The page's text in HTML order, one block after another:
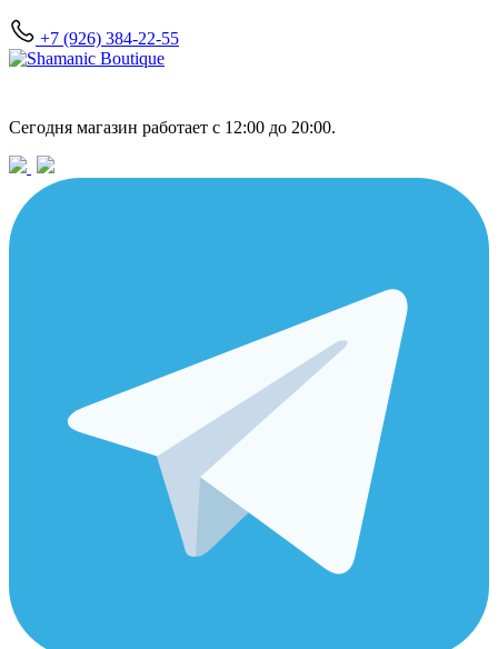
+7 (926) 384-22-55
Сегодня магазин работает с 12:00 до 20:00.